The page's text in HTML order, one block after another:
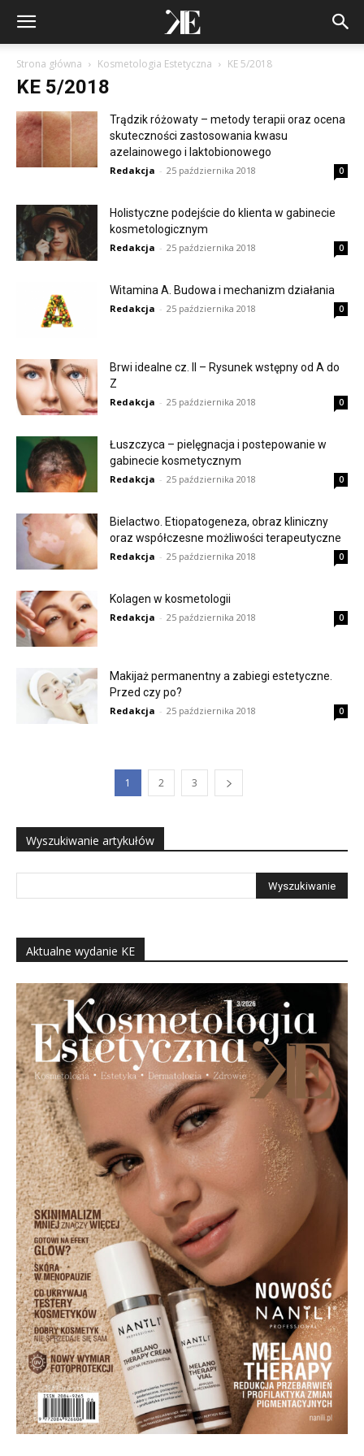
Strona główna Kosmetologia Estetyczna KE 5/2018
KE 5/2018
Trądzik różowaty – metody terapii oraz ocena
skuteczności zastosowania kwasu
azelainowego i laktobionowego
Redakcja - 25 października 2018 0
Holistyczne podejście do klienta w gabinecie
kosmetologicznym
Redakcja - 25 października 2018 0
Witamina A. Budowa i mechanizm działania
Redakcja - 25 października 2018 0
Brwi idealne cz. II – Rysunek wstępny od A do
Z
Redakcja - 25 października 2018 0
Łuszczyca – pielęgnacja i postepowanie w
gabinecie kosmetycznym
Redakcja - 25 października 2018 0
Bielactwo. Etiopatogeneza, obraz kliniczny
oraz współczesne możliwości terapeutyczne
Redakcja - 25 października 2018 0
Kolagen w kosmetologii
Redakcja - 25 października 2018 0
Makijaż permanentny a zabiegi estetyczne.
Przed czy po?
Redakcja - 25 października 2018 0
1 2 3
Wyszukiwanie artykułów
Aktualne wydanie KE